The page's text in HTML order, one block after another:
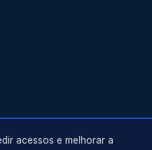
acessos e melhorar a